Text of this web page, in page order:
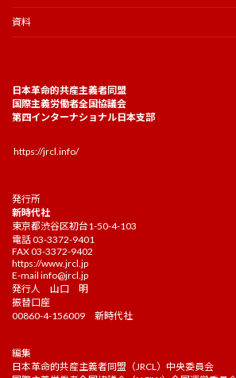
資料
日本革命的共産主義者同盟
国際主義労働者全国協議会
第四インターナショナル日本支部
https://jrcl.info/
発行所
新時代社
東京都渋谷区初台1-50-4-103
電話 03-3372-9401
FAX 03-3372-9402
https://www.jrcl.jp
E-mail info@jrcl.jp
発行人 山口 明
振替口座
00860-4-156009 新時代社
編集
日本革命的共産主義者同盟（JRCL）中央委員会